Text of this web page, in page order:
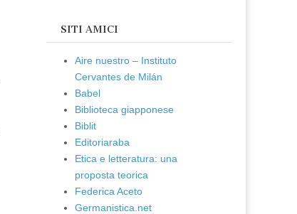
SITI AMICI
Aire nuestro – Instituto
Cervantes de Milán
Babel
Biblioteca giapponese
Biblit
Editoriaraba
Etica e letteratura: una
proposta teorica
Federica Aceto
Germanistica.net